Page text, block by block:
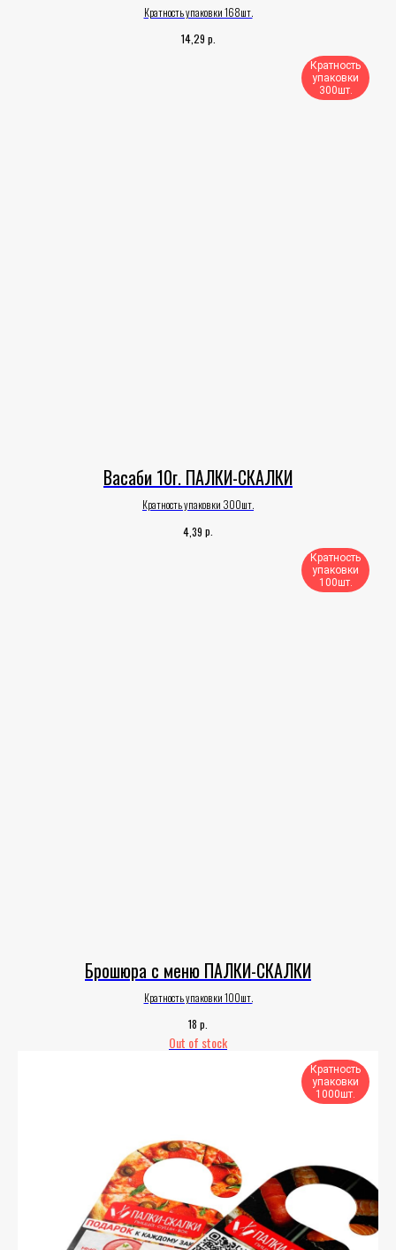
Кратность упаковки 168шт.
14,29 р.
Кратность
упаковки
300шт.​
Васаби 10г. ПАЛКИ-СКАЛКИ
Кратность упаковки 300шт.
4,39 р.
Кратность
упаковки
100шт.​
Брошюра с меню ПАЛКИ-СКАЛКИ
Кратность упаковки 100шт.
18 р.
Out of stock
Кратность
упаковки
1000шт.​